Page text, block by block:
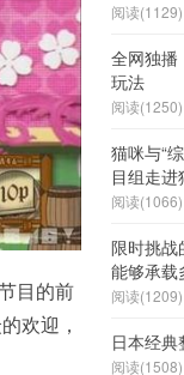
目的前
欢迎，
阅读(1129)
全网独播
玩法
阅读(1250)
猫咪与“
目组走进
阅读(1066)
限时挑战
能够承载
阅读(1209)
日本经
阅读(1508)